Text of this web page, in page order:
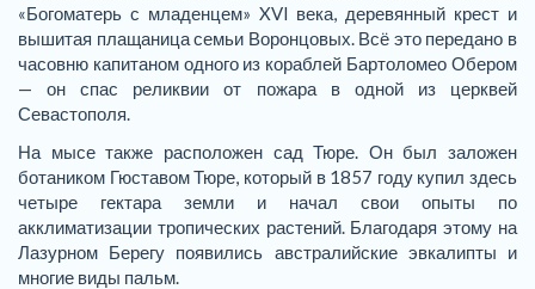
«Богоматерь с младенцем» XVI века, деревянный крест и
вышитая плащаница семьи Воронцовых. Всё это передано в
часовню капитаном одного из кораблей Бартоломео Обером
— он спас реликвии от пожара в одной из церквей
Севастополя.
На мысе также расположен сад Тюре. Он был заложен
ботаником Гюставом Тюре, который в 1857 году купил здесь
четыре гектара земли и начал свои опыты по
акклиматизации тропических растений. Благодаря этому на
Лазурном Берегу появились австралийские эвкалипты и
многие виды пальм.